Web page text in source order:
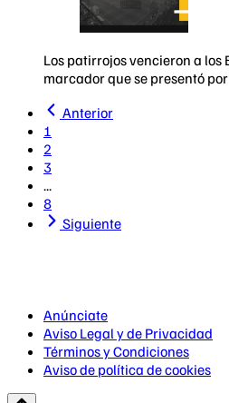
Los patirrojos vencieron a los
marcador que se presentó
Anterior
1
2
3
...
8
Siguiente
Anúnciate
Aviso Legal y de Privacidad
Términos y Condiciones
Aviso de política de cookies